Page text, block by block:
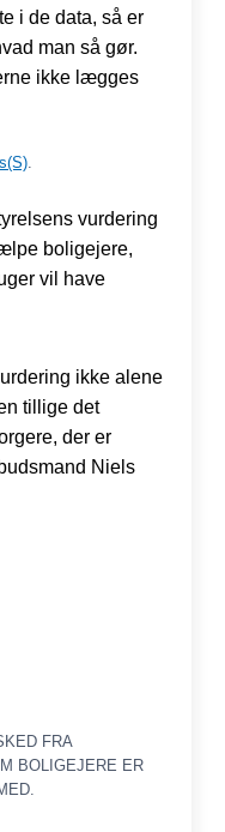
i de data, så er
man så gør.
ikke lægges
.
vurdering
boligejere,
vil have
ikke alene
tillige det
der er
Niels
FRA
BOLIGEJERE ER